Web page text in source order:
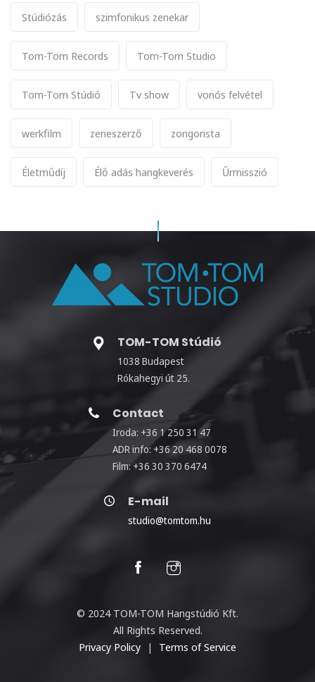
Stúdiózás szimfonikus zenekar
Tom-Tom Records Tom-Tom Studio
Tom-Tom Stúdió Tv show vonós felvétel
werkfilm zeneszerző zongorista
Életműdíj Élő adás hangkeverés Űrmisszió
TOM-TOM Stúdió
1038 Budapest
Rókahegyi út 25.
Contact
Iroda: +36 1 250 31 47
ADR info: +36 20 468 0078
Film: +36 30 370 6474
E-mail
studio@tomtom.hu
© 2024 TOM-TOM Hangstúdió Kft.
All Rights Reserved.
Privacy Policy | Terms of Service